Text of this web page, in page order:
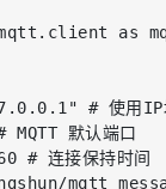
as
# 使用IP地址
默认端口
# 连接保持时间